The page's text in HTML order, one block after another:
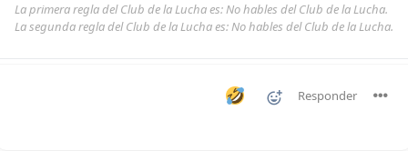
La primera regla del Club de la Lucha es: No hables del Club de la Lucha.
La segunda regla del Club de la Lucha es: No hables del Club de la Lucha.
Responder